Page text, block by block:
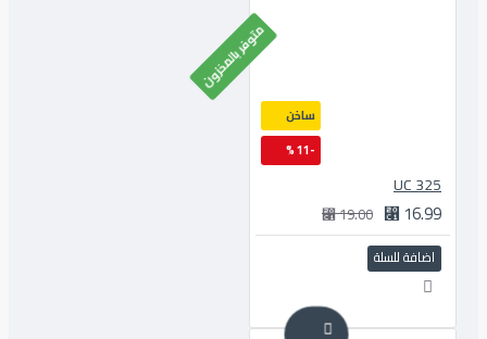
متوفر بالمخزون
19.00 ⃁
اضافة للسلة